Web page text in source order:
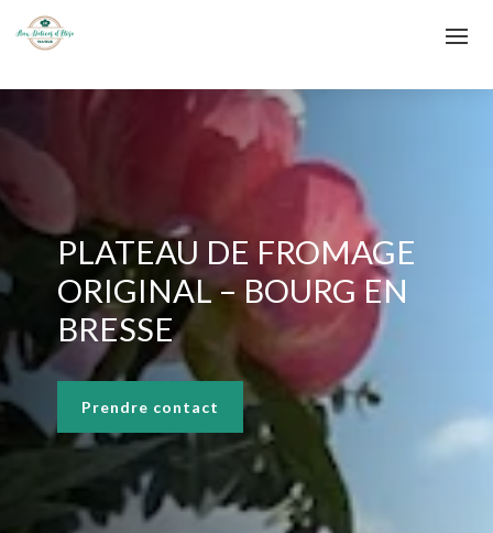
PLATEAU DE FROMAGE
ORIGINAL – BOURG EN
BRESSE
Prendre contact